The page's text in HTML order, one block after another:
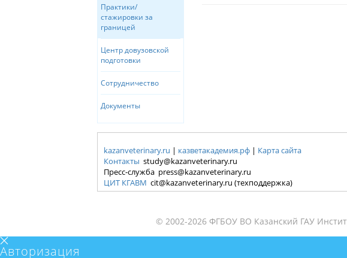
Практики/
стажировки за
границей
Центр довузовской
подготовки
Сотрудничество
Документы
kazanveterinary.ru | казветакадемия.рф | Карта сайта
Контакты study@kazanveterinary.ru
Пресс-служба press@kazanveterinary.ru
ЦИТ КГАВМ cit@kazanveterinary.ru (техподдержка)
© 2002-2026 ФГБОУ ВО Казанский ГАУ
Авторизация